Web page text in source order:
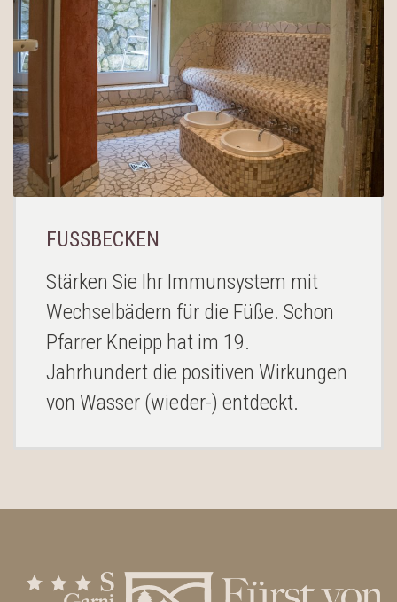
RUHE BEREICH
Mit unseren äußerst bequemen
Liegebetten, einem ansprechendem
Ambiente entstand einen Ruhe-Oase,
in der man allen Stress hinter sich
lassen kann.